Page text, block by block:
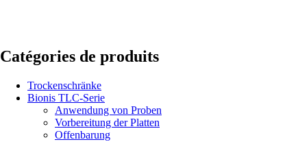
Catégories de produits
Trockenschränke
Bionis TLC-Serie
Anwendung von Proben
Vorbereitung der Platten
Offenbarung